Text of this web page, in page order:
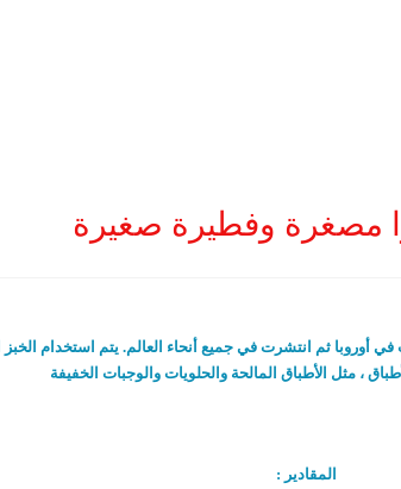
مصغرة وفطيرة صغيرة
أوروبا ثم انتشرت في جميع أنحاء العالم. يتم استخدام
، مثل الأطباق المالحة والحلويات والوجبات الخفيفة
المقادير :